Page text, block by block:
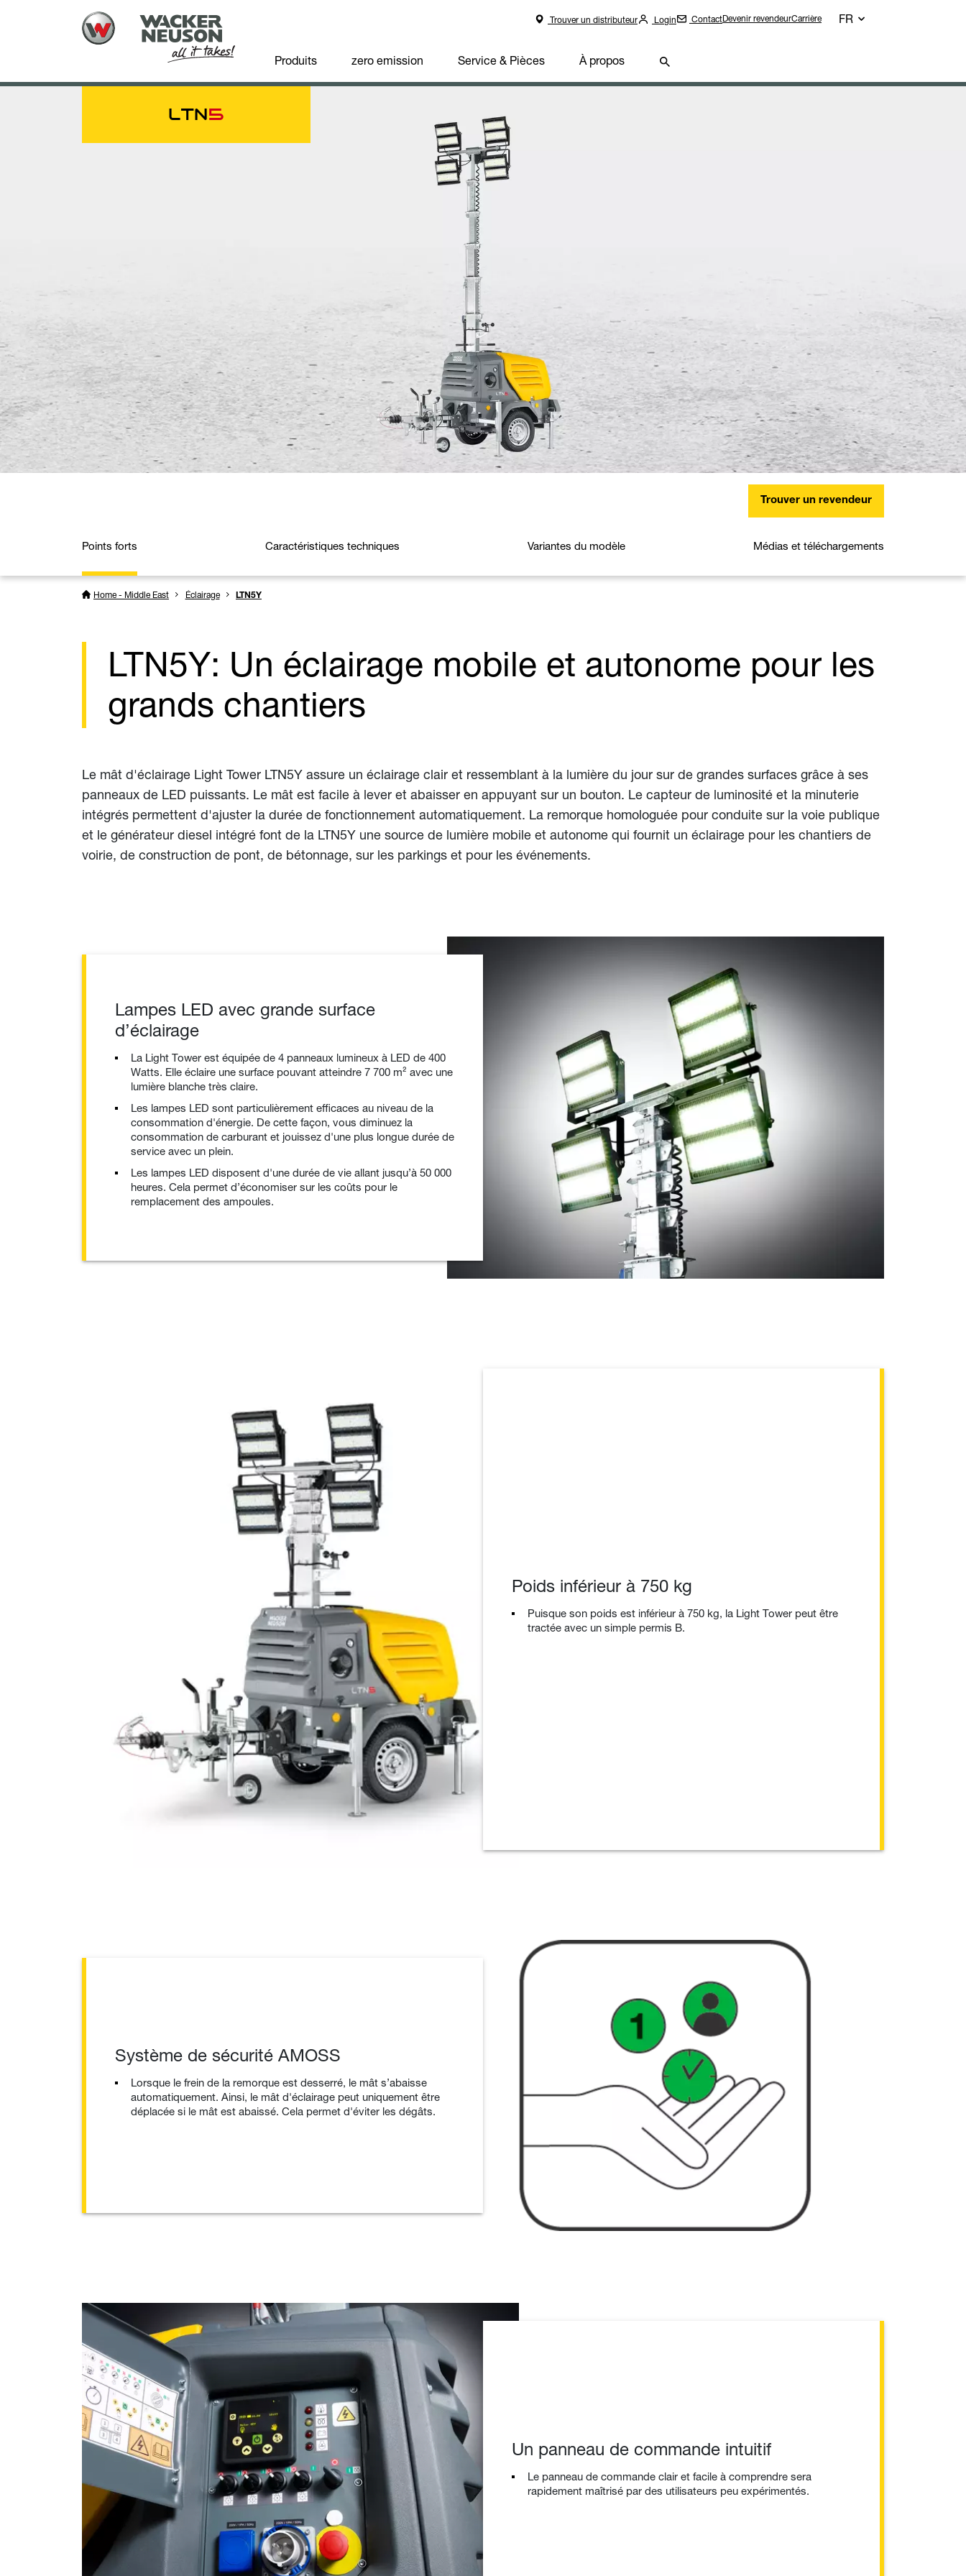
Trouver un distributeur Login ContactDevenir revendeurCarrière FR
Produits zero emission Service & Pièces À propos
LTN5
Trouver un revendeur
Points forts Caractéristiques techniques Variantes du modèle Médias et téléchargements
Home - Middle East Éclairage LTN5Y
LTN5Y: Un éclairage mobile et autonome pour les
grands chantiers
Le mât d'éclairage Light Tower LTN5Y assure un éclairage clair et ressemblant à la lumière du jour sur de grandes surfaces grâce à ses
panneaux de LED puissants. Le mât est facile à lever et abaisser en appuyant sur un bouton. Le capteur de luminosité et la minuterie
intégrés permettent d'ajuster la durée de fonctionnement automatiquement. La remorque homologuée pour conduite sur la voie publique
et le générateur diesel intégré font de la LTN5Y une source de lumière mobile et autonome qui fournit un éclairage pour les chantiers de
voirie, de construction de pont, de bétonnage, sur les parkings et pour les événements.
Lampes LED avec grande surface
d’éclairage
La Light Tower est équipée de 4 panneaux lumineux à LED de 400
Watts. Elle éclaire une surface pouvant atteindre 7 700 m² avec une
lumière blanche très claire.
Les lampes LED sont particulièrement efficaces au niveau de la
consommation d'énergie. De cette façon, vous diminuez la
consommation de carburant et jouissez d'une plus longue durée de
service avec un plein.
Les lampes LED disposent d'une durée de vie allant jusqu’à 50 000
heures. Cela permet d’économiser sur les coûts pour le
remplacement des ampoules.
Poids inférieur à 750 kg
Puisque son poids est inférieur à 750 kg, la Light Tower peut être
tractée avec un simple permis B.
Système de sécurité AMOSS
Lorsque le frein de la remorque est desserré, le mât s’abaisse
automatiquement. Ainsi, le mât d'éclairage peut uniquement être
déplacée si le mât est abaissé. Cela permet d'éviter les dégâts.
Un panneau de commande intuitif
Le panneau de commande clair et facile à comprendre sera
rapidement maîtrisé par des utilisateurs peu expérimentés.